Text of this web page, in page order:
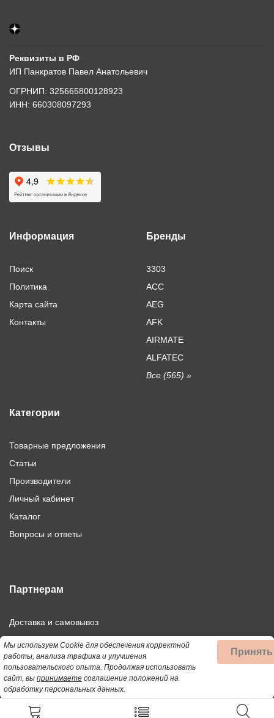
Реквизиты в РФ
ИП Панкратов Павел Анатольевич
ОГРНИП: 325665800128923
ИНН: 660308097293
Отзывы
Информация
Поиск
Политика
Карта сайта
Контакты
Бренды
3303
ACC
AEG
AFK
AIRMATE
ALFATEC
Все (565) »
Категории
Товарные предложения
Статьи
Производители
Личный кабинет
Каталог
Вопросы и ответы
Партнерам
Доставка и самовывоз
Франшиза
Оптовым покупателям
Мы используем Cookie для обеспечения корректной
работы, анализа трафика и улучшения
пользовательского опыта. Продолжая использовать
сайт, вы принимаете соглашение положений на
обработку персональных данных.
Принять